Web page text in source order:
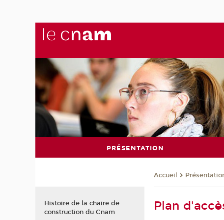
PRÉSENTATION
Accueil
Plan
Histoire de la chaire de
construction du Cnam